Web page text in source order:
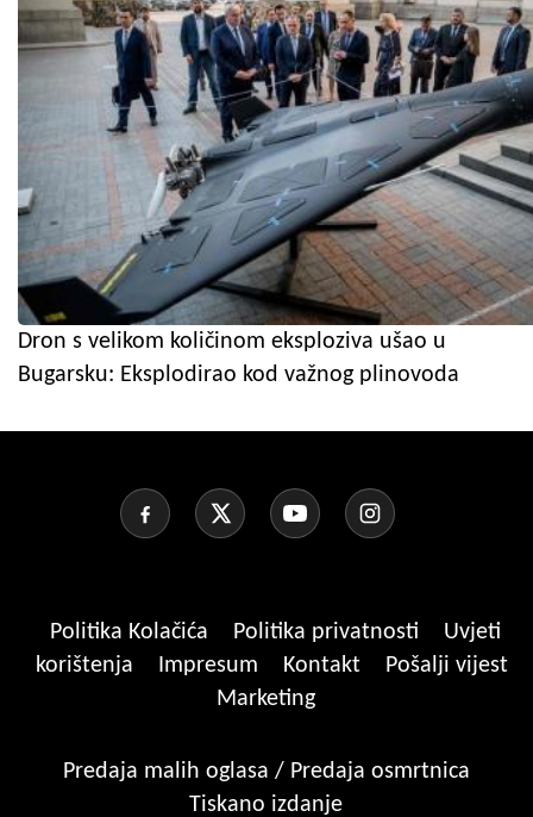
Dron s velikom količinom eksploziva ušao u
Bugarsku: Eksplodirao kod važnog plinovoda
Politika Kolačića Politika privatnosti
Uvjeti
korištenja
Impresum Kontakt
Pošalji vijest
Marketing
Predaja malih oglasa / Predaja osmrtnica
Tiskano izdanje